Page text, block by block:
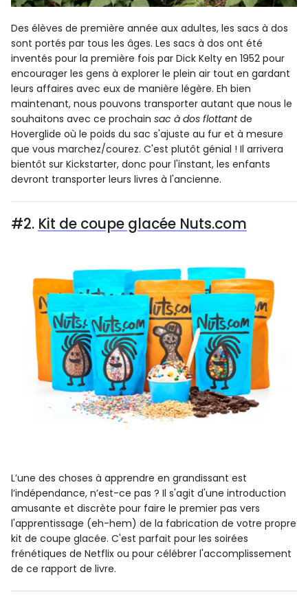
Des élèves de première année aux adultes, les sacs à dos
sont portés par tous les âges. Les sacs à dos ont été
inventés pour la première fois par Dick Kelty en 1952 pour
encourager les gens à explorer le plein air tout en gardant
leurs affaires avec eux de manière légère. Eh bien
maintenant, nous pouvons transporter autant que nous le
souhaitons avec ce prochain sac à dos flottantde
Hoverglide où le poids du sac s'ajuste au fur et à mesure
que vous marchez/courez. C'est plutôt génial ! Il arrivera
bientôt sur Kickstarter, donc pour l'instant, les enfants
devront transporter leurs livres à l'ancienne.
#2. Kit de coupe glacée Nuts.com
L’une des choses à apprendre en grandissant est
l’indépendance, n’est-ce pas ? Il s'agit d'une introduction
amusante et discrète pour faire le premier pas vers
l'apprentissage (eh-hem) de la fabrication de votre propre
kit de coupe glacée. C'est parfait pour les soirées
frénétiques de Netflix ou pour célébrer l'accomplissement
de ce rapport de livre.